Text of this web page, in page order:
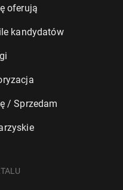
oferują
kandydatów
/ Sprzedam